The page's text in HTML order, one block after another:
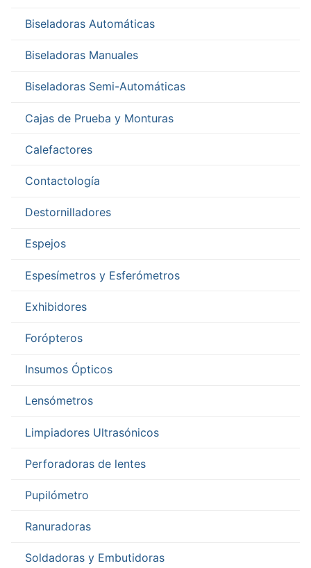
Biseladoras Automáticas
Biseladoras Manuales
Biseladoras Semi-Automáticas
Cajas de Prueba y Monturas
Calefactores
Contactología
Destornilladores
Espejos
Espesímetros y Esferómetros
Exhibidores
Forópteros
Insumos Ópticos
Lensómetros
Limpiadores Ultrasónicos
Perforadoras de lentes
Pupilómetro
Ranuradoras
Soldadoras y Embutidoras